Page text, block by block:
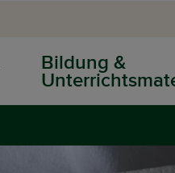
Bildung &